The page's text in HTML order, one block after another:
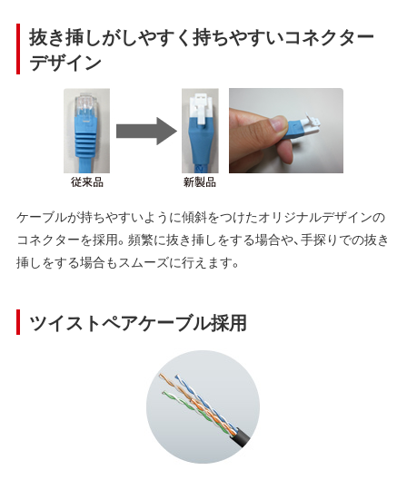
抜き挿しがしやすく持ちやすいコネクター
デザイン
ケーブルが持ちやすいように傾斜をつけたオリジナルデザインの
コネクターを採用。頻繁に抜き挿しをする場合や、手探りでの抜き
挿しをする場合もスムーズに行えます。
ツイストペアケーブル採用